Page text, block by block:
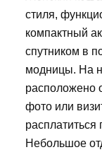
стиля,
компактный
спутником в
модницы. На
расположено
фото или
расплатиться
Небольшое